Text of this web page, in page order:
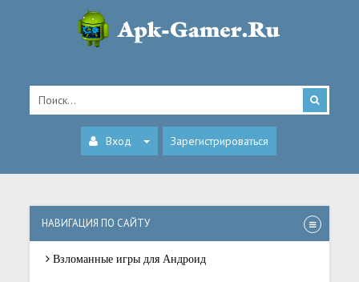
Вход Зарегистрироваться
НАВИГАЦИЯ ПО САЙТУ
Взломанные игры для Андроид